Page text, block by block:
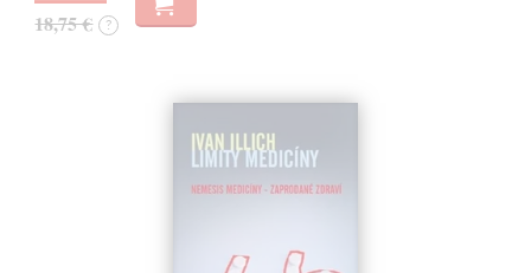
18,75 € ?